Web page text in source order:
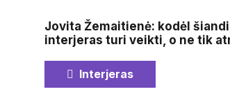
Jovita Žemaitienė: kodėl
interjeras turi veikti, o ne tik
Interjeras